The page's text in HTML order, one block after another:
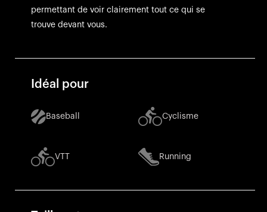
permettant de voir clairement tout ce qui se
trouve devant vous.
Idéal pour
Baseball Cyclisme
VTT Running